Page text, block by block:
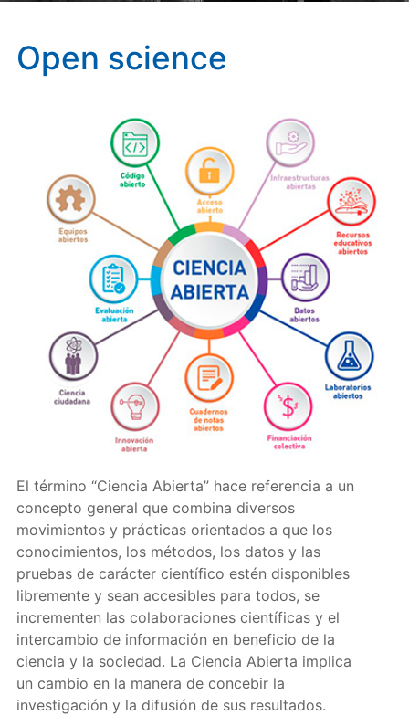
Open science
El término “Ciencia Abierta” hace referencia a un
concepto general que combina diversos
movimientos y prácticas orientados a que los
conocimientos, los métodos, los datos y las
pruebas de carácter científico estén disponibles
libremente y sean accesibles para todos, se
incrementen las colaboraciones científicas y el
intercambio de información en beneficio de la
ciencia y la sociedad. La Ciencia Abierta implica
un cambio en la manera de concebir la
investigación y la difusión de sus resultados.